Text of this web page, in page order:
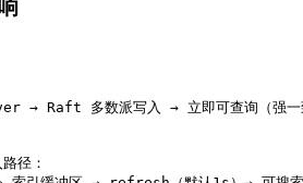
→ Raft 多数派写入 → 立即可查询（强一
径：